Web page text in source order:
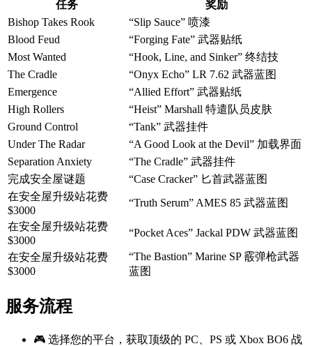
任务
奖励
Bishop Takes Rook
“Slip Sauce” 喷漆
Blood Feud
“Forging Fate” 武器贴纸
Most Wanted
“Hook, Line, and Sinker” 终结技
The Cradle
“Onyx Echo” LR 7.62 武器蓝图
Emergence
“Allied Effort” 武器贴纸
High Rollers
“Heist” Marshall 特遣队员皮肤
Ground Control
“Tank” 武器挂件
Under The Radar
“A Good Look at the Devil” 加载界面
Separation Anxiety
“The Cradle” 武器挂件
完成安全屋谜题
“Case Cracker” 匕首武器蓝图
在安全屋升级站花费
$3000
“Truth Serum” AMES 85 武器蓝图
在安全屋升级站花费
$3000
“Pocket Aces” Jackal PDW 武器蓝图
在安全屋升级站花费
$3000
“The Bastion” Marine SP 霰弹枪武器
蓝图
服务流程
🎮 选择您的平台，获取顶级的 PC、PS 或 Xbox BO6 战